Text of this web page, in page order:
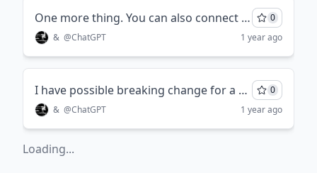
One more thing. You can also connect a follower arm to it, as you can see in the video😄 润色
0
& @ChatGPT 1 year ago
I have possible breaking change for a npm package, the version was 0.0.15, what version should i use now
0
& @ChatGPT 1 year ago
Loading...